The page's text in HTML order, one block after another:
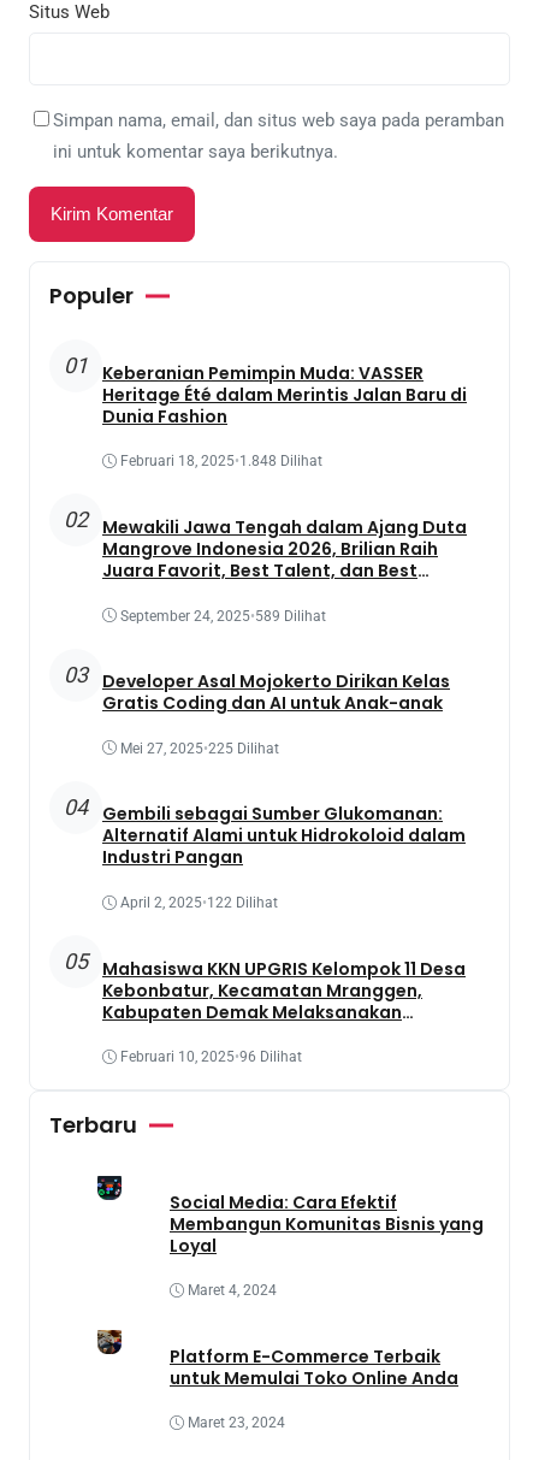
Situs Web
Simpan nama, email, dan situs web saya pada peramban
ini untuk komentar saya berikutnya.
Populer
01
Keberanian Pemimpin Muda: VASSER
Heritage Été dalam Merintis Jalan Baru di
Dunia Fashion
Februari 18, 2025•1.848 Dilihat
02
Mewakili Jawa Tengah dalam Ajang Duta
Mangrove Indonesia 2026, Brilian Raih
Juara Favorit, Best Talent, dan Best
September 24, 2025•589 Dilihat
03
Developer Asal Mojokerto Dirikan Kelas
Gratis Coding dan AI untuk Anak-anak
Mei 27, 2025•225 Dilihat
04
Gembili sebagai Sumber Glukomanan:
Alternatif Alami untuk Hidrokoloid dalam
Industri Pangan
April 2, 2025•122 Dilihat
05
Mahasiswa KKN UPGRIS Kelompok 11 Desa
Kebonbatur, Kecamatan Mranggen,
Kabupaten Demak Melaksanakan
Memanfaatkan Lahan Yang Terbengkalai
Februari 10, 2025•96 Dilihat
Terbaru
Social Media: Cara Efektif
Membangun Komunitas Bisnis yang
Loyal
Maret 4, 2024
Platform E-Commerce Terbaik
untuk Memulai Toko Online Anda
Maret 23, 2024